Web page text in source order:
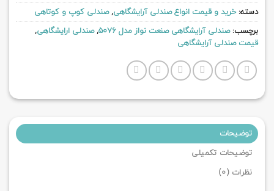
دسته:خرید و قیمت انواع صندلی آرایشگاهی,صندلی کوپ و کوتاهی
برچسب:صندلی آرایشگاهی صنعت نواز مدل 5076 ,صندلی ارایشگاهی,
قیمت صندلی آرایشگاهی
توضیحات
توضیحات تکمیلی
نظرات (0)